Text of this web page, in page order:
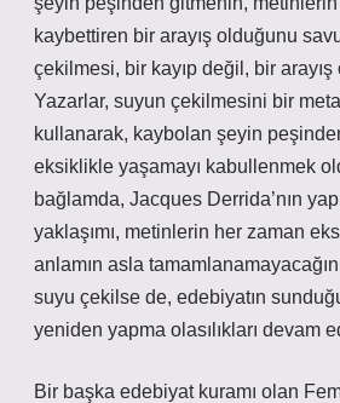
kaybettiren bir arayış olduğunu
çekilmesi, bir kayıp değil, bir arayış
Yazarlar, suyun çekilmesini bir
kullanarak, kaybolan şeyin
eksiklikle yaşamayı kabullenmek
bağlamda, Jacques Derrida’nın
yaklaşımı, metinlerin her zaman
anlamın asla
suyu çekilse de, edebiyatın
yeniden yapma olasılıkları devam
Bir başka edebiyat kuramı olan